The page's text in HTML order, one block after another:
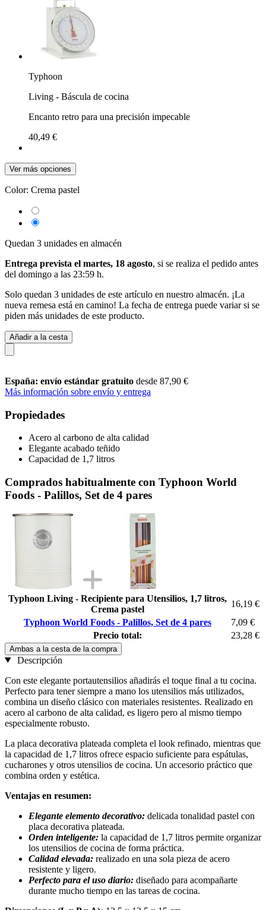
Typhoon
Living - Báscula de cocina
Encanto retro para una precisión impecable
40,49 €
Ver más opciones
Color: Crema pastel
Quedan 3 unidades en almacén
Entrega prevista el martes, 18 agosto, si se realiza el pedido antes
del domingo a las 23:59 h.
Solo quedan 3 unidades de este artículo en nuestro almacén. ¡La
nueva remesa está en camino! La fecha de entrega puede variar si se
piden más unidades de este producto.
Añadir a la cesta
España: envío estándar gratuito desde 87,90 €
Más información sobre envío y entrega
Propiedades
Acero al carbono de alta calidad
Elegante acabado teñido
Capacidad de 1,7 litros
Comprados habitualmente con Typhoon World
Foods - Palillos, Set de 4 pares
Typhoon Living - Recipiente para Utensilios, 1,7 litros,
Crema pastel
16,19 €
Typhoon World Foods - Palillos, Set de 4 pares
7,09 €
Precio total:
23,28 €
Ambas a la cesta de la compra
Descripción
Con este elegante portautensilios añadirás el toque final a tu cocina.
Perfecto para tener siempre a mano los utensilios más utilizados,
combina un diseño clásico con materiales resistentes. Realizado en
acero al carbono de alta calidad, es ligero pero al mismo tiempo
especialmente robusto.
La placa decorativa plateada completa el look refinado, mientras que
la capacidad de 1,7 litros ofrece espacio suficiente para espátulas,
cucharones y otros utensilios de cocina. Un accesorio práctico que
combina orden y estética.
Ventajas en resumen:
Elegante elemento decorativo: delicada tonalidad pastel con
placa decorativa plateada.
Orden inteligente: la capacidad de 1,7 litros permite organizar
los utensilios de cocina de forma práctica.
Calidad elevada: realizado en una sola pieza de acero
resistente y ligero.
Perfecto para el uso diario: diseñado para acompañarte
durante mucho tiempo en las tareas de cocina.